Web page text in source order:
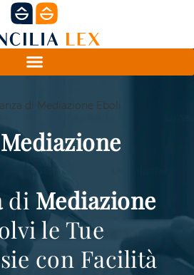
di Mediazione Eboli
di Mediazione
le Tue
con Facilità